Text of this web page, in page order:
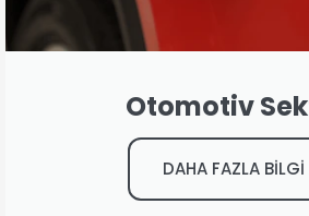
Otomotiv
DAHA FAZLA BİLGİ